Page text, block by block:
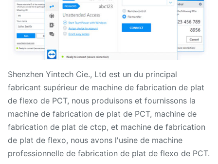
Shenzhen Yintech Cie., Ltd est un du principal
fabricant supérieur de machine de fabrication de plat
de flexo de PCT, nous produisons et fournissons la
machine de fabrication de plat de PCT, machine de
fabrication de plat de ctcp, et machine de fabrication
de plat de flexo, nous avons l'usine de machine
professionnelle de fabrication de plat de flexo de PCT.